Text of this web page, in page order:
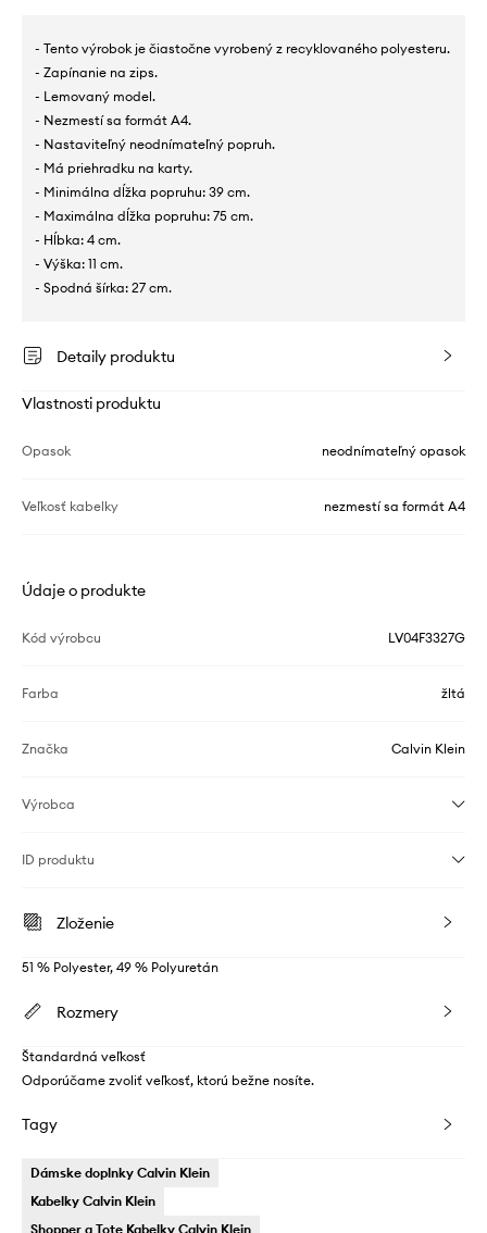
- Tento výrobok je čiastočne vyrobený z recyklovaného polyesteru.
- Zapínanie na zips.
- Lemovaný model.
- Nezmestí sa formát A4.
- Nastaviteľný neodnímateľný popruh.
- Má priehradku na karty.
- Minimálna dĺžka popruhu: 39 cm.
- Maximálna dĺžka popruhu: 75 cm.
- Hĺbka: 4 cm.
- Výška: 11 cm.
- Spodná šírka: 27 cm.
Detaily produktu
Vlastnosti produktu
Opasok neodnímateľný opasok
Veľkosť kabelky nezmestí sa formát A4
Údaje o produkte
Kód výrobcu LV04F3327G
Farba žltá
Značka Calvin Klein
Výrobca
ID produktu
Zloženie
51 % Polyester, 49 % Polyuretán
Rozmery
Štandardná veľkosť
Odporúčame zvoliť veľkosť, ktorú bežne nosíte.
Tagy
Dámske doplnky Calvin Klein
Kabelky Calvin Klein
Shopper a Tote Kabelky Calvin Klein